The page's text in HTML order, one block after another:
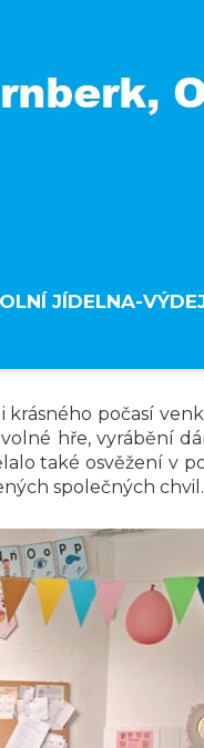
JÍDELNA-
počasí
hře, vyrábění
také osvěžení v
společných chvil.